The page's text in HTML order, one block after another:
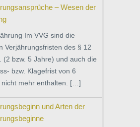
– Wesen der
Im VVG sind die
Verjährungsfristen des § 12
(2 bzw. 5 Jahre) und auch die
bzw. Klagefrist von 6
nicht mehr enthalten. […]
und Arten der